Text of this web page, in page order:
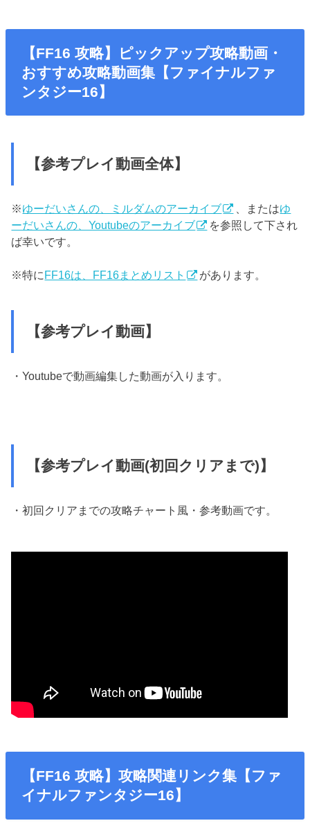
【FF16 攻略】ピックアップ攻略動画・
おすすめ攻略動画集【ファイナルファ
ンタジー16】
【参考プレイ動画全体】
※ゆーだいさんの、ミルダムのアーカイブ 、またはゆ
ーだいさんの、Youtubeのアーカイブ
を参照して下され
ば幸いです。
※特にFF16は、FF16まとめリスト があります。
【参考プレイ動画】
・Youtubeで動画編集した動画が入ります。
【参考プレイ動画(初回クリアまで)】
・初回クリアまでの攻略チャート風・参考動画です。
【FF16 攻略】攻略関連リンク集【ファ
イナルファンタジー16】